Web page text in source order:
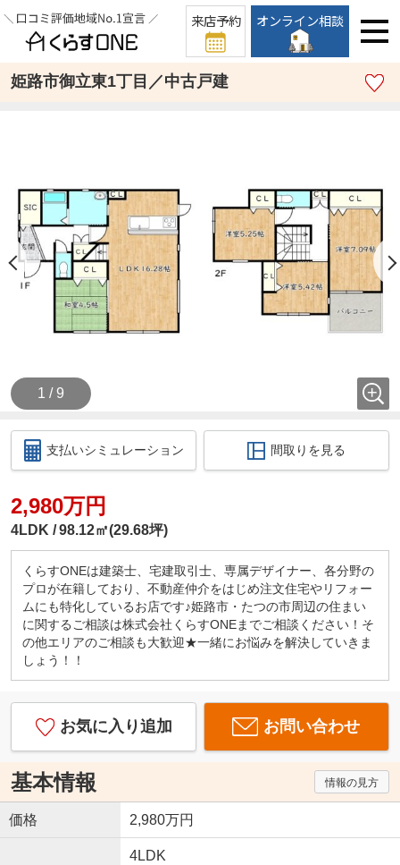
来店予約 オンライン相談
姫路市御立東1丁目／中古戸建
1 / 9
支払いシミュレーション 間取りを見る
2,980万円
4LDK 98.12㎡(29.68坪)
くらすONEは建築士、宅建取引士、専属デザイナー、各分野の
プロが在籍しており、不動産仲介をはじめ注文住宅やリフォー
ムにも特化しているお店です♪姫路市・たつの市周辺の住まい
に関するご相談は株式会社くらすONEまでご相談ください！そ
の他エリアのご相談も大歓迎★一緒にお悩みを解決していきま
しょう！！
お気に入り追加 お問い合わせ
基本情報 情報の見方
価格 2,980万円
4LDK